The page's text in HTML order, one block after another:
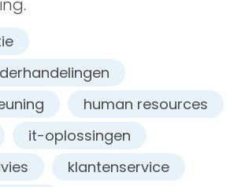
human resources
it-oplossingen
klantenservice